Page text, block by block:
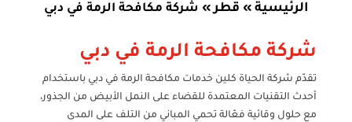
الرئيسية » قطر» شركة مكافحة الرمة في دبي
شركة مكافحة الرمة في دبي
تقدّم شركة الحياة كلين خدمات مكافحة الرمة في دبي باستخدام
أحدث التقنيات المعتمدة للقضاء على النمل الأبيض من الجذور،
مع حلول وقائية فعّالة تحمي المباني من التلف على المدى